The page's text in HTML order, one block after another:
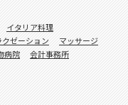
イタリア料理
クゼーション
マッサージ
病院
会計事務所